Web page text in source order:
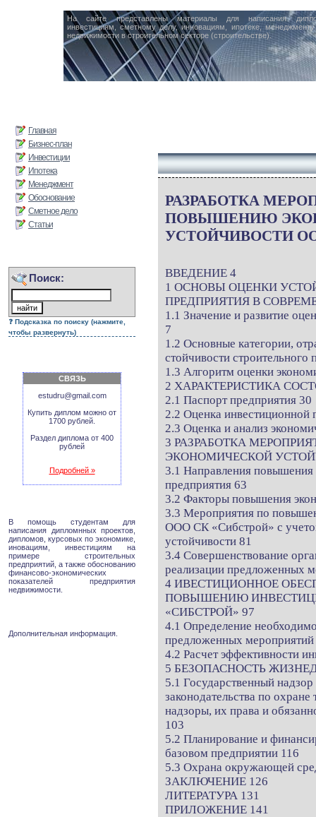
На сайте представлены материалы для написания
инвестициям, сметному делу, инновациям, ипотеке,
недвижимости в строительном секторе (строительстве).
Главная
Бизнес-план
Инвестиции
Ипотека
Менеджмент
Обоснование
Сметное дело
Статьи
Поиск:
Подсказка по поиску (нажмите,
чтобы развернуть)
СВЯЗЬ
estudru@gmail.com
Купить диплом можно от
1700 рублей.
Раздел диплома от 400
рублей
Подробней »
В помощь студентам для
написания дипломнных проектов,
дипломов, курсовых по экономике,
иновациям, инвестициям на
примере строительных
предприятий, а также обоснованию
финансово-экономических
показателей предприятия
недвижимости.
Дополнительная информация.
РАЗРАБОТКА
ПОВЫШЕНИЮ
УСТОЙЧИВОСТИ
ВВЕДЕНИЕ 4
1 ОСНОВЫ ОЦЕНКИ
ПРЕДПРИЯТИЯ В
1.1 Значение и развитие
7
1.2 Основные категории,
стойчивости строительного
1.3 Алгоритм оценки
2 ХАРАКТЕРИСТИКА
2.1 Паспорт предприятия 30
2.2 Оценка инвестиционной
2.3 Оценка и анализ
3 РАЗРАБОТКА
ЭКОНОМИЧЕСКОЙ
3.1 Направления повышения
предприятия 63
3.2 Факторы повышения
3.3 Мероприятия по
ООО СК «Сибстрой» с
устойчивости 81
3.4 Совершенствование
реализации предложенных
4 ИВЕСТИЦИОННОЕ
ПОВЫШЕНИЮ
«СИБСТРОЙ» 97
4.1 Определение
предложенных мероприятий
4.2 Расчет эффективности
5 БЕЗОПАСНОСТЬ
5.1 Государственный
законодательства по
надзоры, их права и
103
5.2 Планирование и
базовом предприятии 116
5.3 Охрана окружающей
ЗАКЛЮЧЕНИЕ 126
ЛИТЕРАТУРА 131
ПРИЛОЖЕНИЕ 141